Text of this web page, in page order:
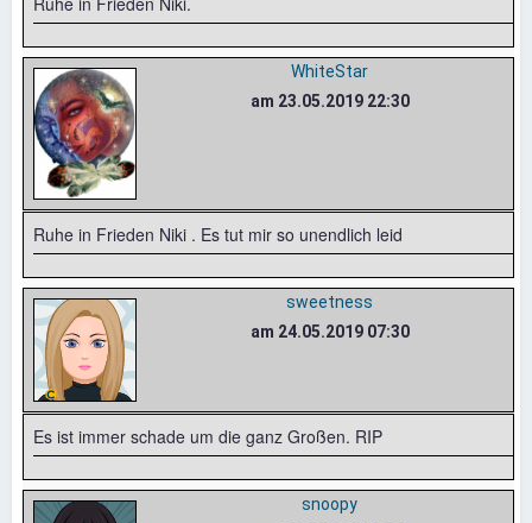
WhiteStar
am 23.05.2019 22:30
Ruhe in Frieden Niki . Es tut mir so unendlich leid
sweetness
am 24.05.2019 07:30
Es ist immer schade um die ganz Großen. RIP
snoopy